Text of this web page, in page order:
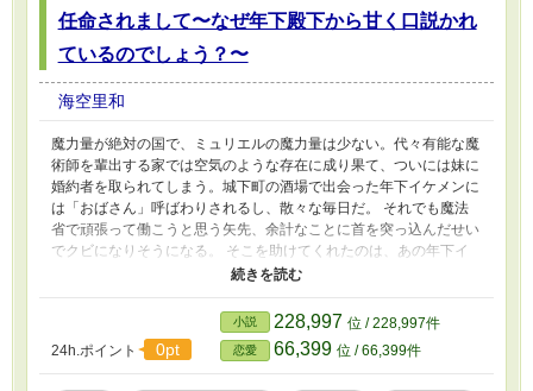
任命されまして〜なぜ年下殿下から甘く口説かれ
ているのでしょう？〜
海空里和
魔力量が絶対の国で、ミュリエルの魔力量は少ない。代々有能な魔
術師を輩出する家では空気のような存在に成り果て、ついには妹に
婚約者を取られてしまう。城下町の酒場で出会った年下イケメンに
は「おばさん」呼ばわりされるし、散々な毎日だ。 それでも魔法
省で頑張って働こうと思う矢先、余計なことに首を突っ込んだせい
でクビになりそうになる。 そこを助けてくれたのは、あの年下イ
ケメンでーー？ この国の王子だった年下イケメンは、ミュリエル
に家庭教師を引き受けて欲しいと言ってきた。彼の夢のために、周
りを巻き込んで王子の成長を見守るミュリエル。しかし、師弟関係
だと思っていた王子の態度が何故か甘くてーー。 これは、無能の
レッテルを貼られた女の子が、自身の仕事を認められ、輝きを取り
戻し、沢山の人に愛されるお話。 ※この世界の成人年齢は18歳で
24h.ポイント 0pt
小説 228,997 位 / 228,997件
恋愛 66,399 位 / 66,399件